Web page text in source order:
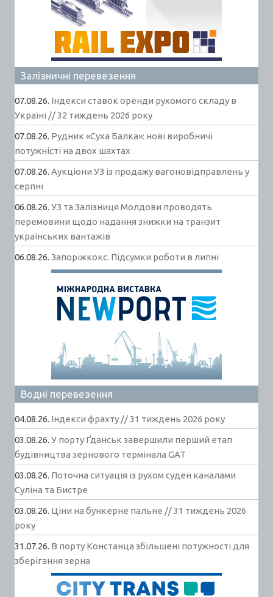
Залізничні перевезення
07.08.26. Індекси ставок оренди рухомого складу в
Україні // 32 тиждень 2026 року
07.08.26. Рудник «Суха Балка»: нові виробничі
потужністі на двох шахтах
07.08.26. Аукціони УЗ із продажу вагоновідправлень у
серпні
06.08.26. УЗ та Залізниця Молдови проводять
перемовини щодо надання знижки на транзит
українських вантажів
06.08.26. Запоріжкокс. Підсумки роботи в липні
Водні перевезення
04.08.26. Індекси фрахту // 31 тиждень 2026 року
03.08.26. У порту Ґданськ завершили перший етап
будівництва зернового термінала GAT
03.08.26. Поточна ситуація із рухом суден каналами
Суліна та Бистре
03.08.26. Ціни на бункерне пальне // 31 тиждень 2026
року
31.07.26. В порту Констанца збільшені потужності для
зберігання зерна